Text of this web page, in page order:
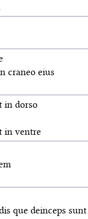
craneo eius
in dorso
in ventre
que deinceps sunt